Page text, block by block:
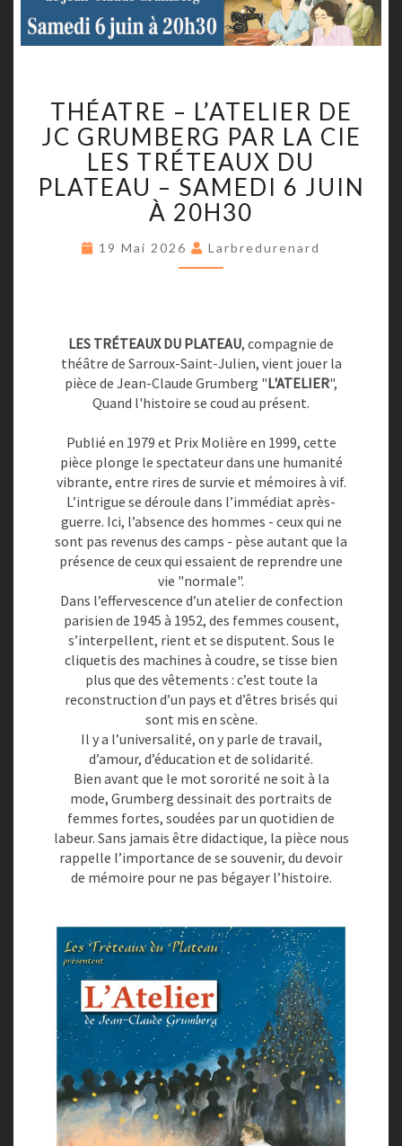
H
É
A
T
R
E
L
’
L
I
E
R
E
J
C
G
R
U
M
B
E
R
G
P
A
R
L
A
C
I
E
L
E
S
T
T
E
A
U
X
U
P
L
A
T
THÉATRE – L’ATELIER DE
JC GRUMBERG PAR LA CIE
LES TRÉTEAUX DU
PLATEAU – SAMEDI 6 JUIN
À 20H30
19 Mai 2026 Larbredurenard
LES TRÉTEAUX DU PLATEAU, compagnie de
théâtre de Sarroux-Saint-Julien, vient jouer la
pièce de Jean-Claude Grumberg "L'ATELIER",
Quand l'histoire se coud au présent.
Publié en 1979 et Prix Molière en 1999, cette
pièce plonge le spectateur dans une humanité
vibrante, entre rires de survie et mémoires à vif.
L’intrigue se déroule dans l’immédiat après-
guerre. Ici, l’absence des hommes - ceux qui ne
sont pas revenus des camps - pèse autant que la
présence de ceux qui essaient de reprendre une
vie "normale".
Dans l’effervescence d’un atelier de confection
parisien de 1945 à 1952, des femmes cousent,
s’interpellent, rient et se disputent. Sous le
cliquetis des machines à coudre, se tisse bien
plus que des vêtements : c’est toute la
reconstruction d’un pays et d’êtres brisés qui
sont mis en scène.
Il y a l’universalité, on y parle de travail,
d’amour, d’éducation et de solidarité.
Bien avant que le mot sororité ne soit à la
mode, Grumberg dessinait des portraits de
femmes fortes, soudées par un quotidien de
labeur. Sans jamais être didactique, la pièce nous
rappelle l’importance de se souvenir, du devoir
de mémoire pour ne pas bégayer l’histoire.